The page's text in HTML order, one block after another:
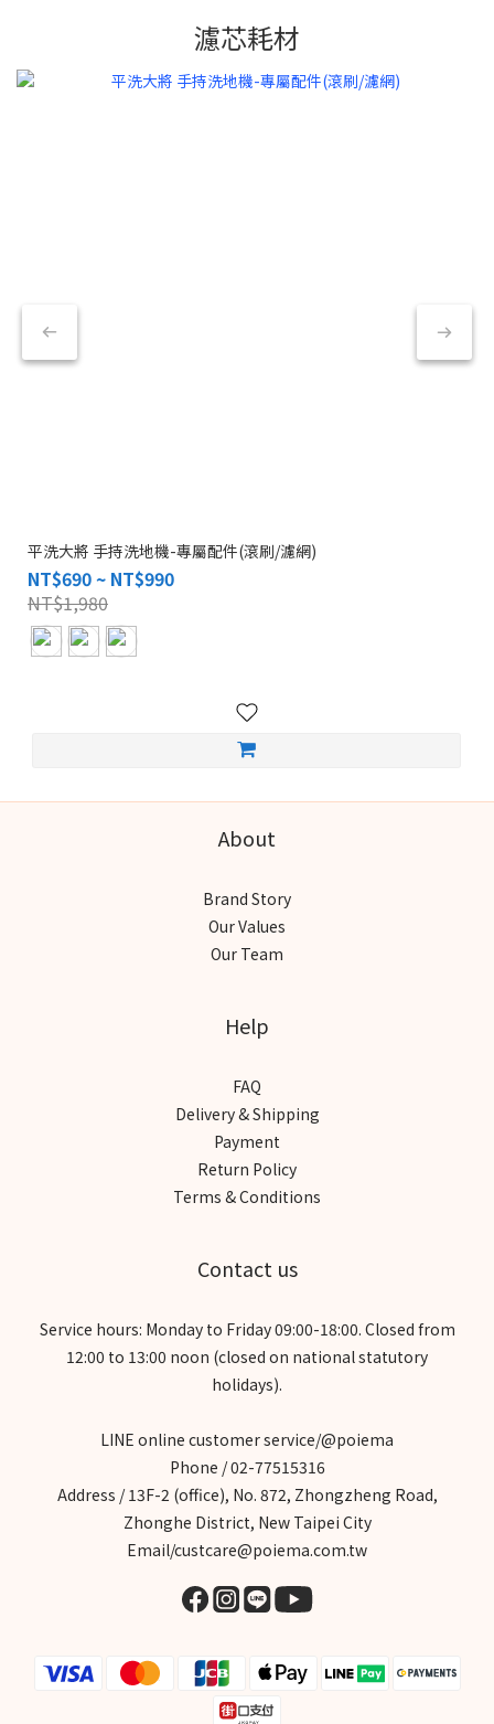
濾芯耗材
平洗大將 手持洗地機-專屬配件(滾刷/濾網)
NT$690 ~ NT$990
NT$1,980
About
Brand Story
Our Values
Our Team
Help
FAQ
Delivery & Shipping
Payment
Return Policy
Terms & Conditions
Contact us
Service hours: Monday to Friday 09:00-18:00. Closed from
12:00 to 13:00 noon (closed on national statutory
holidays).
LINE online customer service/@poiema
Phone / 02-77515316
Address / 13F-2 (office), No. 872, Zhongzheng Road,
Zhonghe District, New Taipei City
Email/custcare@poiema.com.tw